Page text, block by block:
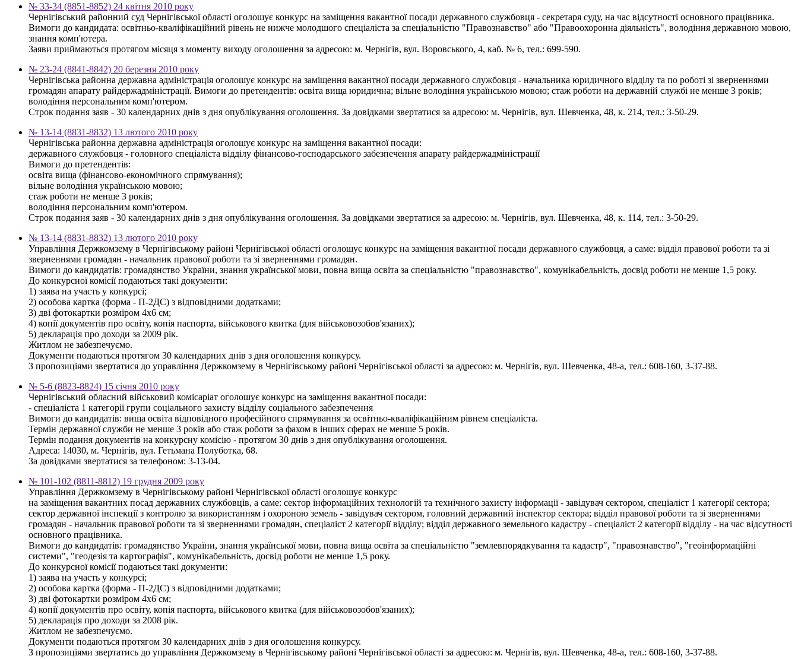
№ 33-34 (8851-8852) 24 квітня 2010 року
Чернігівський районний суд Чернігівської області оголошує конкурс на заміщення вакантної посади державного службовця - секретаря суду, на час відсутності основного працівника.
Вимоги до кандидата: освітньо-кваліфікаційний рівень не нижче молодшого спеціаліста за спеціальністю "Правознавство" або "Правоохоронна діяльність", володіння державною мовою,
знання комп'ютера.
Заяви приймаються протягом місяця з моменту виходу оголошення за адресою: м. Чернігів, вул. Воровського, 4, каб. № 6, тел.: 699-590.
№ 23-24 (8841-8842) 20 березня 2010 року
Чернігівська районна державна адміністрація оголошує конкурс на заміщення вакантної посади державного службовця - начальника юридичного відділу та по роботі зі зверненнями
громадян апарату райдержадміністрації. Вимоги до претендентів: освіта вища юридична; вільне володіння українською мовою; стаж роботи на державній службі не менше 3 років;
володіння персональним комп'ютером.
Строк подання заяв - 30 календарних днів з дня опублікування оголошення. За довідками звертатися за адресою: м. Чернігів, вул. Шевченка, 48, к. 214, тел.: 3-50-29.
№ 13-14 (8831-8832) 13 лютого 2010 року
Чернігівська районна державна адміністрація оголошує конкурс на заміщення вакантної посади:
державного службовця - головного спеціаліста відділу фінансово-господарського забезпечення апарату райдержадміністрації
Вимоги до претендентів:
освіта вища (фінансово-економічного спрямування);
вільне володіння українською мовою;
стаж роботи не менше 3 років;
володіння персональним комп'ютером.
Строк подання заяв - 30 календарних днів з дня опублікування оголошення. За довідками звертатися за адресою: м. Чернігів, вул. Шевченка, 48, к. 114, тел.: 3-50-29.
№ 13-14 (8831-8832) 13 лютого 2010 року
Управління Держкомзему в Чернігівському районі Чернігівської області оголошує конкурс на заміщення вакантної посади державного службовця, а саме: відділ правової роботи та зі
зверненнями громадян - начальник правової роботи та зі зверненнями громадян.
Вимоги до кандидатів: громадянство України, знання української мови, повна вища освіта за спеціальністю "правознавство", комунікабельність, досвід роботи не менше 1,5 року.
До конкурсної комісії подаються такі документи:
1) заява на участь у конкурсі;
2) особова картка (форма - П-2ДС) з відповідними додатками;
3) дві фотокартки розміром 4х6 см;
4) копії документів про освіту, копія паспорта, військового квитка (для військовозобов'язаних);
5) декларація про доходи за 2009 рік.
Житлом не забезпечуємо.
Документи подаються протягом 30 календарних днів з дня оголошення конкурсу.
З пропозиціями звертатися до управління Держкомзему в Чернігівському районі Чернігівської області за адресою: м. Чернігів, вул. Шевченка, 48-а, тел.: 608-160, 3-37-88.
№ 5-6 (8823-8824) 15 січня 2010 року
Чернігівський обласний військовий комісаріат оголошує конкурс на заміщення вакантної посади:
- спеціаліста 1 категорії групи соціального захисту відділу соціального забезпечення
Вимоги до кандидатів: вища освіта відповідного професійного спрямування за освітньо-кваліфікаційним рівнем спеціаліста.
Термін державної служби не менше 3 років або стаж роботи за фахом в інших сферах не менше 5 років.
Термін подання документів на конкурсну комісію - протягом 30 днів з дня опублікування оголошення.
Адреса: 14030, м. Чернігів, вул. Гетьмана Полуботка, 68.
За довідками звертатися за телефоном: 3-13-04.
№ 101-102 (8811-8812) 19 грудня 2009 року
Управління Держкомзему в Чернігівському районі Чернігівської області оголошує конкурс
на заміщення вакантних посад державних службовців, а саме: сектор інформаційних технологій та технічного захисту інформації - завідувач сектором, спеціаліст 1 категорії сектора;
сектор державної інспекції з контролю за використанням і охороною земель - завідувач сектором, головний державний інспектор сектора; відділ правової роботи та зі зверненнями
громадян - начальник правової роботи та зі зверненнями громадян, спеціаліст 2 категорії відділу; відділ державного земельного кадастру - спеціаліст 2 категорії відділу - на час відсутності
основного працівника.
Вимоги до кандидатів: громадянство України, знання української мови, повна вища освіта за спеціальністю "землевпорядкування та кадастр", "правознавство", "геоінформаційні
системи", "геодезія та картографія", комунікабельність, досвід роботи не менше 1,5 року.
До конкурсної комісії подаються такі документи:
1) заява на участь у конкурсі;
2) особова картка (форма - П-2ДС) з відповідними додатками;
3) дві фотокартки розміром 4х6 см;
4) копії документів про освіту, копія паспорта, військового квитка (для військовозобов'язаних);
5) декларація про доходи за 2008 рік.
Житлом не забезпечуємо.
Документи подаються протягом 30 календарних днів з дня оголошення конкурсу.
З пропозиціями звертатись до управління Держкомзему в Чернігівському районі Чернігівської області за адресою: м. Чернігів, вул. Шевченка, 48-а, тел.: 608-160, 3-37-88.